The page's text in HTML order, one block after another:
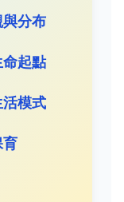
分布
起點
模式
育